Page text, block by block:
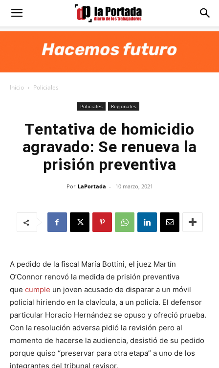
Diario
Inicio Policiales
Policiales Regionales
Tentativa de homicidio
agravado: Se renueva la
prisión preventiva
Por LaPortada - 10 marzo, 2021
A pedido de la fiscal María Bottini, el juez Martín
O’Connor renovó la medida de prisión preventiva
que cumple un joven acusado de disparar a un móvil
policial hiriendo en la clavícula, a un policía. El defensor
particular Horacio Hernández se opuso y ofreció prueba.
Con la resolución adversa pidió la revisión pero al
momento de hacerse la audiencia, desistió de su pedido
porque quiso “preservar para otra etapa” a uno de los
integrantes del tribunal revisor.